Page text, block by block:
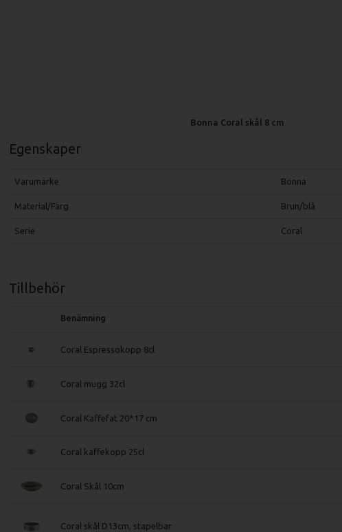
Bonna Coral skål 8 cm
Egenskaper
Varumärke Bonna
Material/Färg Brun/blå
Serie Coral
Tillbehör
Benämning
Coral Espressokopp 8cl
Coral mugg 32cl
Coral Kaffefat 20*17 cm
Coral kaffekopp 25cl
Coral Skål 10cm
Coral skål D13cm, stapelbar